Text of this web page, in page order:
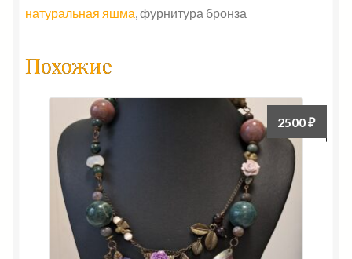
натуральная яшма, фурнитура бронза
Похожие
2500₽